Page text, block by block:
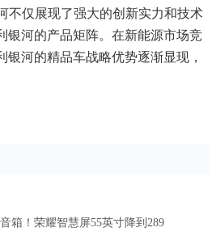
不仅展现了强大的创新实力和技术
银河的产品矩阵。在新能源市场竞
银河的精品车战略优势逐渐显现，
箱！荣耀智慧屏55英寸降到289